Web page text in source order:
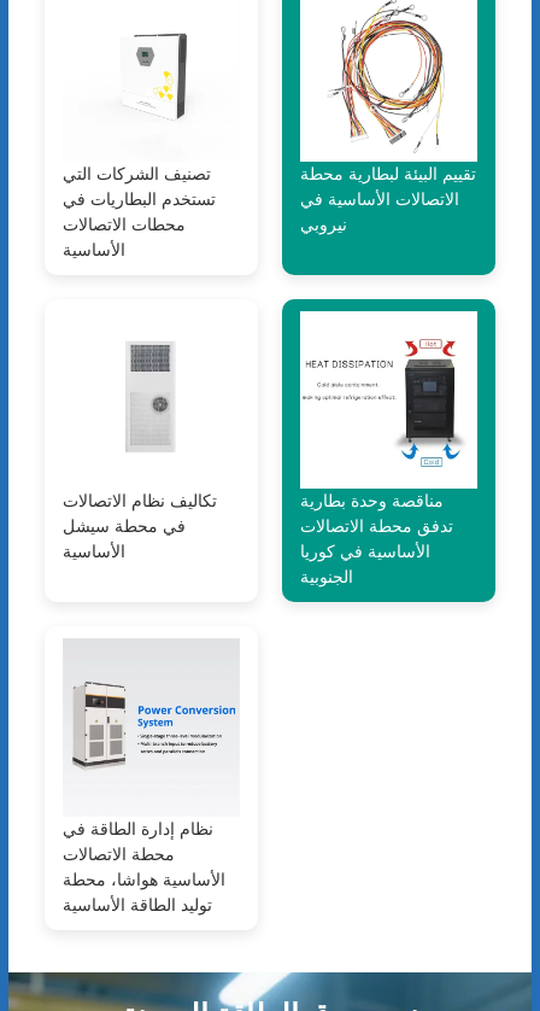
تصنيف الشركات التي
تستخدم البطاريات في
محطات الاتصالات
الأساسية
تقييم البيئة لبطارية محطة
الاتصالات الأساسية في
نيروبي
تكاليف نظام الاتصالات
في محطة سيشل
الأساسية
مناقصة وحدة بطارية
تدفق محطة الاتصالات
الأساسية في كوريا
الجنوبية
نظام إدارة الطاقة في
محطة الاتصالات
الأساسية هواشا، محطة
توليد الطاقة الأساسية